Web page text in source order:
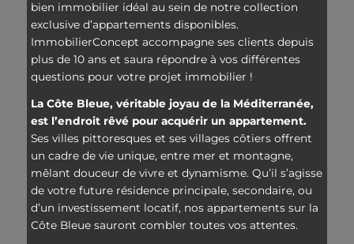
bien immobilier idéal au sein de notre collection
exclusive d’appartements disponibles.
ImmobilierConcept accompagne ses clients depuis
plus de 10 ans et saura répondre à vos différentes
questions pour votre projet immobilier !
La Côte Bleue, véritable joyau de la Méditerranée,
est l’endroit rêvé pour acquérir un appartement.
Ses villes pittoresques et ses villages côtiers offrent
un cadre de vie unique, entre mer et montagne,
mêlant douceur de vivre et dynamisme. Qu’il s’agisse
de votre future résidence principale, secondaire, ou
d’un investissement locatif, nos appartements sur la
Côte Bleue sauront combler toutes vos attentes.